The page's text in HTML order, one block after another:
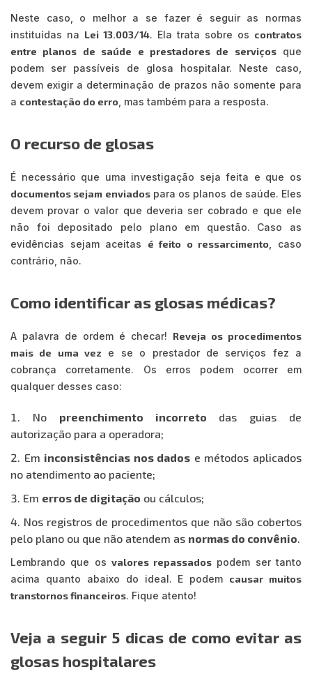
Neste caso, o melhor a se fazer é seguir as normas
instituídas na Lei 13.003/14. Ela trata sobre os contratos
entre planos de saúde e prestadores de serviçosque
podem ser passíveis de glosa hospitalar. Neste caso,
devem exigir a determinação de prazos não somente para
a contestação do erro , mas também para a resposta.
O recurso de glosas
É necessário que uma investigação seja feita e que os
documentos sejam enviadospara os planos de saúde. Eles
devem provar o valor que deveria ser cobrado e que ele
não foi depositado pelo plano em questão. Caso as
evidências sejam aceitas é feito o ressarcimento , caso
contrário, não.
Como identificar as glosas médicas?
A palavra de ordem é checar! Reveja os procedimentos
mais de uma vez e se o prestador de serviços fez a
cobrança corretamente. Os erros podem ocorrer em
qualquer desses caso:
No preenchimento incorreto das guias de
autorização para a operadora;
Em inconsistências nos dados e métodos aplicados
no atendimento ao paciente;
Em erros de digitação ou cálculos;
Nos registros de procedimentos que não são cobertos
pelo plano ou que não atendem as normas do convênio.
Lembrando que os valores repassados podem ser tanto
acima quanto abaixo do ideal. E podem causar muitos
transtornos financeiros. Fique atento!
Veja a seguir 5 dicas de como evitar as
glosas hospitalares